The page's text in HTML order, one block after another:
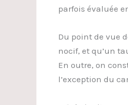
parfois évaluée
Du point de vue
nocif, et qu’un
En outre, on
l’exception du